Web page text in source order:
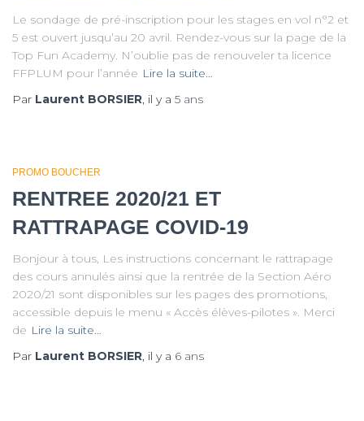
Le sondage de pré-inscription pour les stages en vol n°2 et
5 est ouvert jusqu’au 20 avril. Rendez-vous sur la page de la
Top Fun Academy. N’oublie pas de renouveler ta licence
FFPLUM pour l’année Lire la suite…
Par Laurent BORSIER, il y a 5 ans
PROMO BOUCHER
RENTREE 2020/21 ET
RATTRAPAGE COVID-19
Bonjour à tous, Les instructions concernant le rattrapage
des cours annulés ainsi que la rentrée de la Section Aéro
2020/21 sont disponibles sur les pages des promotions,
accessible depuis le menu « Accès élèves-pilotes ». Merci
de Lire la suite…
Par Laurent BORSIER, il y a 6 ans